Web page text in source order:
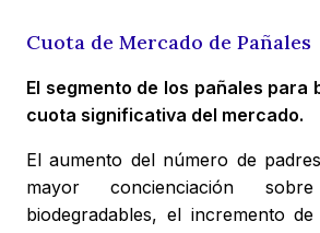
Cuota de Mercado de Pañales
El segmento de los pañales para
cuota significativa del mercado.
El aumento del número de
mayor concienciación
biodegradables, el incremento